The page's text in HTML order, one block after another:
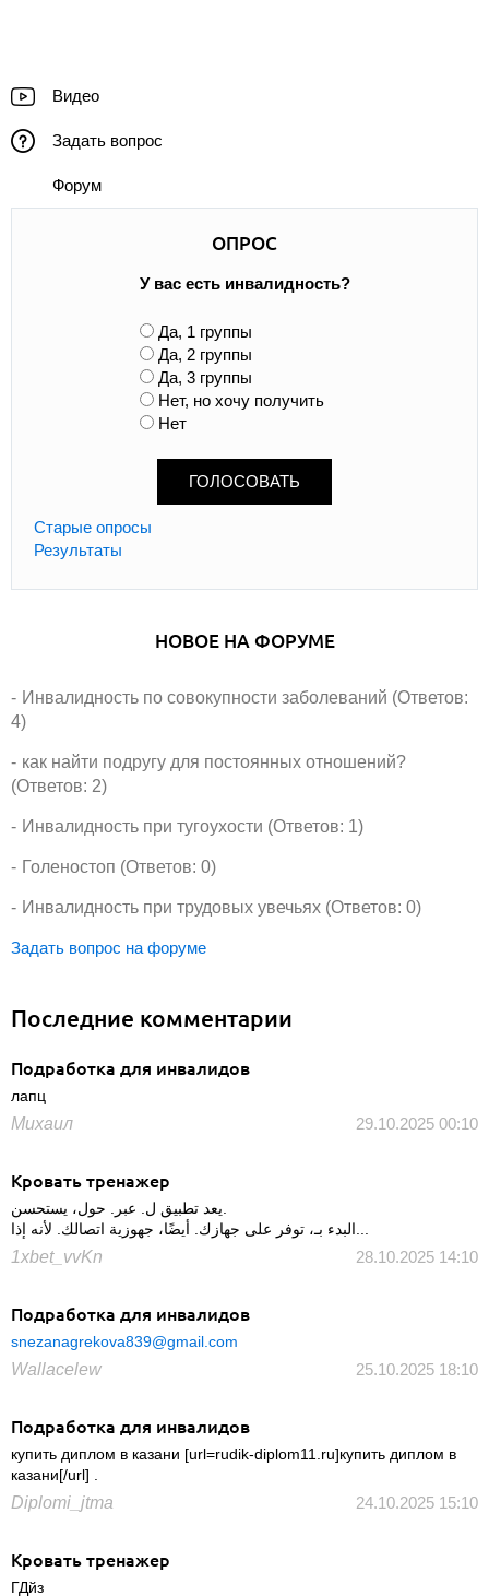
Видео
Задать вопрос
Форум
ОПРОС
У вас есть инвалидность?
В
а
р
и
а
Да, 1 группы
Да, 2 группы
Да, 3 группы
Нет, но хочу получить
Нет
Старые опросы
Результаты
НОВОЕ НА ФОРУМЕ
Инвалидность по совокупности заболеваний (Ответов:
4)
как найти подругу для постоянных отношений?
(Ответов: 2)
Инвалидность при тугоухости (Ответов: 1)
Голеностоп (Ответов: 0)
Инвалидность при трудовых увечьях (Ответов: 0)
Задать вопрос на форуме
Последние комментарии
Подработка для инвалидов
лапц
Михаил 29.10.2025 00:10
Кровать тренажер
يعد تطبيق ل. عبر. حول، يستحسن.
البدء بـ، توفر على جهازك. أيضًا، جهوزية اتصالك. لأنه إذا...
1xbet_vvKn 28.10.2025 14:10
Подработка для инвалидов
snezanagrekova839@gmail.com
Wallacelew 25.10.2025 18:10
Подработка для инвалидов
купить диплом в казани [url=rudik-diplom11.ru]купить диплом в
казани[/url] .
Diplomi_jtma 24.10.2025 15:10
Кровать тренажер
ГДйз